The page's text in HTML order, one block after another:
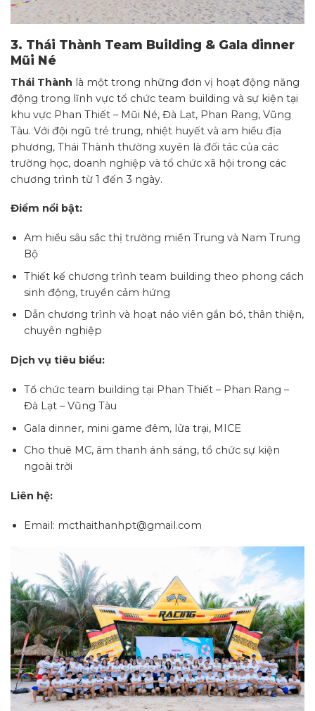
3. Thái Thành Team Building & Gala dinner
Mũi Né
Thái Thành là một trong những đơn vị hoạt động năng
động trong lĩnh vực tổ chức team building và sự kiện tại
khu vực Phan Thiết – Mũi Né, Đà Lạt, Phan Rang, Vũng
Tàu. Với đội ngũ trẻ trung, nhiệt huyết và am hiểu địa
phương, Thái Thành thường xuyên là đối tác của các
trường học, doanh nghiệp và tổ chức xã hội trong các
chương trình từ 1 đến 3 ngày.
Điểm nổi bật:
Am hiểu sâu sắc thị trường miền Trung và Nam Trung
Bộ
Thiết kế chương trình team building theo phong cách
sinh động, truyền cảm hứng
Dẫn chương trình và hoạt náo viên gắn bó, thân thiện,
chuyên nghiệp
Dịch vụ tiêu biểu:
Tổ chức team building tại Phan Thiết – Phan Rang –
Đà Lạt – Vũng Tàu
Gala dinner, mini game đêm, lửa trại, MICE
Cho thuê MC, âm thanh ánh sáng, tổ chức sự kiện
ngoài trời
Liên hệ:
Email: mcthaithanhpt@gmail.com